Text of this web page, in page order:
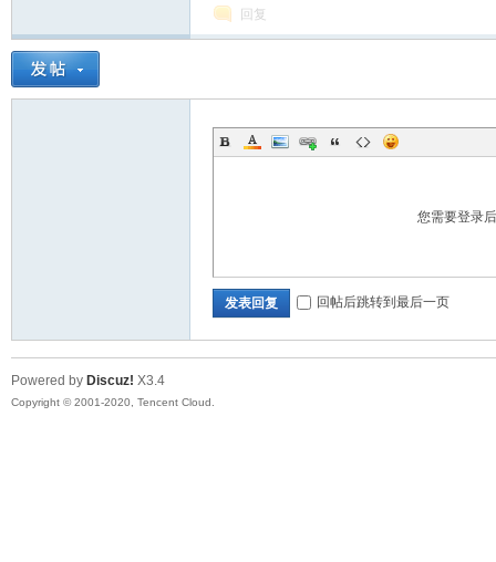
回复
您需要登录
发表回复 回帖后跳转到最后一页
Powered by Discuz! X3.4
Copyright © 2001-2020, Tencent Cloud.